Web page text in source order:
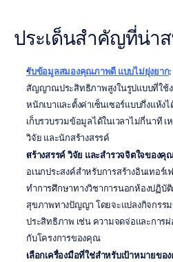
ประเด็นสำคัญที่น่า
รับข้อมูลสมองคุณภาพดี แบบไม่ยุ่งยาก
สัญญาณประสิทธิภาพสูงในรูปแบบที่ใช้
หนักเบาและตั้งค่าเซ็นเซอร์แบบกึ่งแห้ง
เก็บรวบรวมข้อมูลได้ในเวลาไม่กี่นาที
วิจัย และนักสร้างสรรค์
สร้างสรรค์ วิจัย และสำรวจจิตใจของคุ
อเนกประสงค์สำหรับการสร้างอินเทอร์
ทำการศึกษาทางวิชาการนอกห้องปฏิบัติ
สุขภาพทางปัญญา โดยจะแปลงกิจกรร
ประสิทธิภาพ เช่น ความจดจ่อและการ
กับโครงการของคุณ
เลือกเครื่องมือที่ใช่สำหรับเป้าหมายขอ